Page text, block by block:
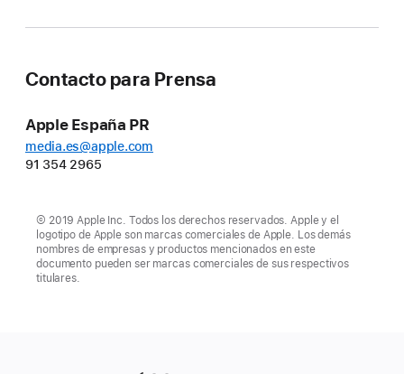
Contacto para Prensa
Apple España PR
media.es@apple.com
91 354 2965
© 2019 Apple Inc. Todos los derechos reservados. Apple y el
logotipo de Apple son marcas comerciales de Apple. Los demás
nombres de empresas y productos mencionados en este
documento pueden ser marcas comerciales de sus respectivos
titulares.